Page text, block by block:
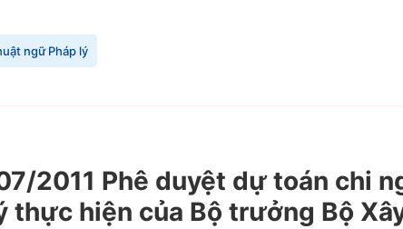
ngữ Pháp lý
2011 Phê duyệt dự toán chi
hiện của Bộ trưởng Bộ